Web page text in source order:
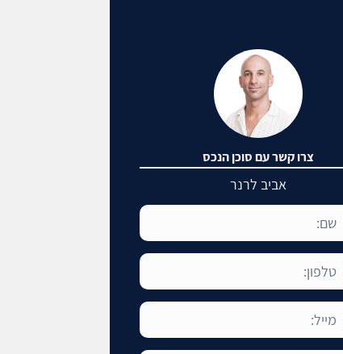
צרו קשר עם סוכן הנכס
אביב לרנר